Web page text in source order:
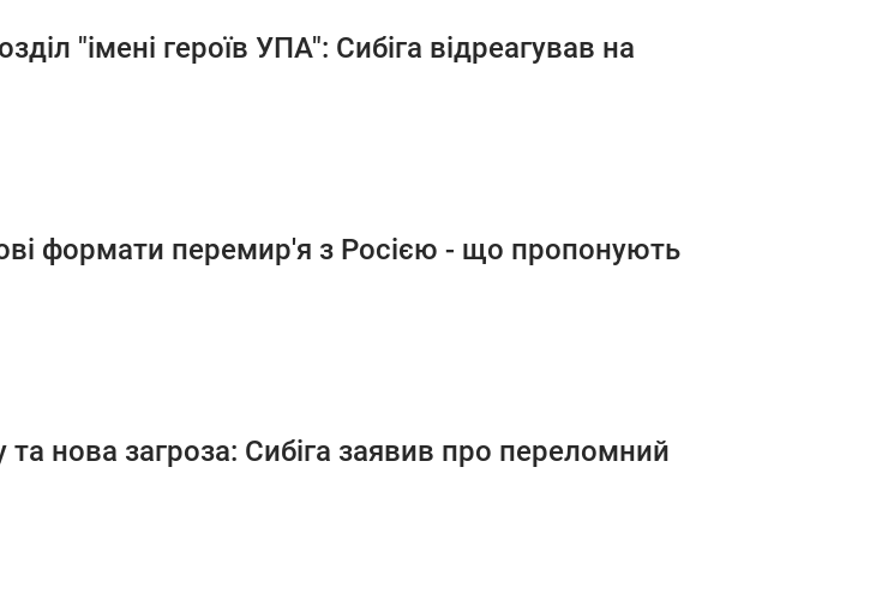
"імені героїв УПА": Сибіга відреагував на
формати перемир'я з Росією - що пропонують
нова загроза: Сибіга заявив про переломний